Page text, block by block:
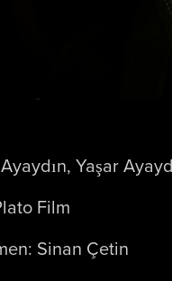
Yaşar
Film
Sinan Çetin